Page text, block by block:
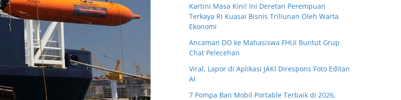
Kartini Masa Kini! Ini Deretan Perempuan
Terkaya RI Kuasai Bisnis Triliunan Oleh Warta
Ekonomi
Ancaman DO ke Mahasiswa FHUI Buntut Grup
Chat Pelecehan
Viral, Lapor di Aplikasi JAKI Direspons Foto Editan
AI
7 Pompa Ban Mobil Portable Terbaik di 2026,